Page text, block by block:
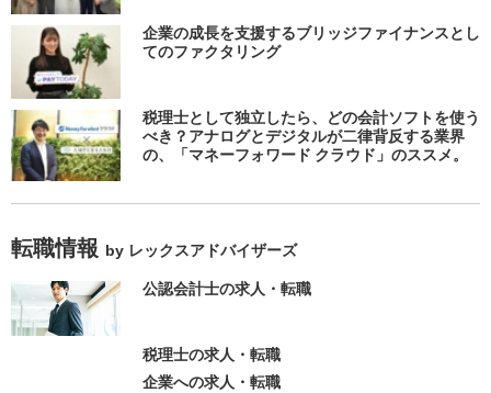
企業の成長を支援するブリッジファイナンスとし
てのファクタリング
税理士として独立したら、どの会計ソフトを使う
べき？アナログとデジタルが二律背反する業界
の、「マネーフォワード クラウド」のススメ。
転職情報 by レックスアドバイザーズ
公認会計士の求人・転職
税理士の求人・転職
企業への求人・転職